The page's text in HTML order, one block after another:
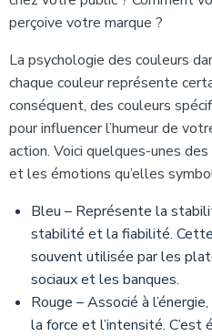
perçoive votre marque ?
La psychologie des couleurs
chaque couleur représente
conséquent, des couleurs
pour influencer l’humeur de
action. Voici quelques-unes
et les émotions qu’elles
Bleu – Représente la
stabilité et la fiabilité.
souvent utilisée par les
sociaux et les banques.
Rouge – Associé à
la force et l’intensité. C’est